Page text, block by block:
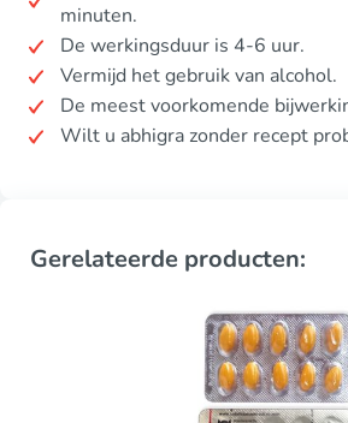
minuten.
De werkingsduur is 4-6 uur.
Vermijd het gebruik van alcohol.
De meest voorkomende
Wilt u abhigra zonder recept
Gerelateerde producten: